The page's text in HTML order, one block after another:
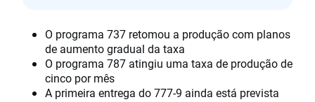
O programa 737 retomou a produção com planos
de aumento gradual da taxa
O programa 787 atingiu uma taxa de produção de
cinco por mês
A primeira entrega do 777-9 ainda está prevista